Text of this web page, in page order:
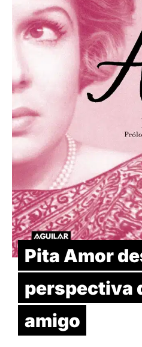
Pita Amor
perspectiva
amigo